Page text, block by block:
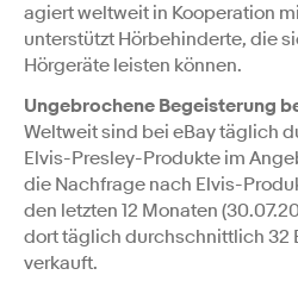
agiert weltweit in Kooperation
unterstützt Hörbehinderte, die
Hörgeräte leisten können.
Ungebrochene Begeisterung
Weltweit sind bei eBay täglich
Elvis-Presley-Produkte im
die Nachfrage nach Elvis-
den letzten 12 Monaten
dort täglich durchschnittlich 32
verkauft.